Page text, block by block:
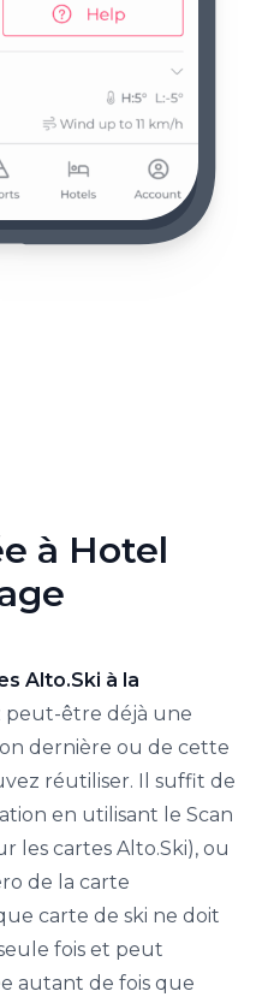
à Hotel
Alto.Ski à la
peut-être déjà une
dernière ou de cette
réutiliser. Il suffit de
en utilisant le Scan
les cartes Alto.Ski), ou
de la carte
carte de ski ne doit
fois et peut
autant de fois que